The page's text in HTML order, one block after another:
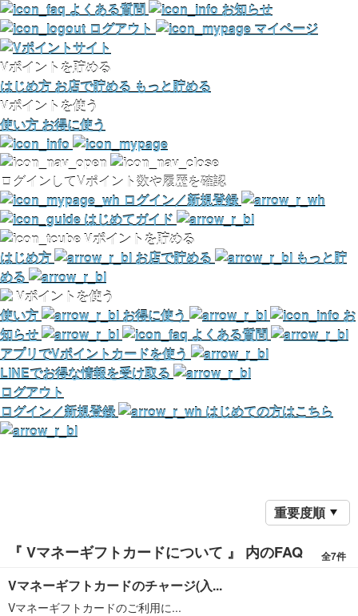
よくある質問
お知らせ
ログアウト
マイページ
Vポイントを貯める
はじめ方 お店で貯める もっと貯める
Vポイントを使う
使い方 お得に使う
ログインしてVポイント数や履歴を確認
ログイン／新規登録
はじめてガイド
Vポイントを貯める
はじめ方
お店で貯める
もっと貯
める
Vポイントを使う
使い方
お得に使う
お
知らせ
よくある質問
アプリでVポイントカードを使う
LINEでお得な情報を受け取る
ログアウト
ログイン／新規登録
はじめての方はこちら
重要度順
『 Vマネーギフトカードについて 』 内のFAQ 全7件
Vマネーギフトカードのチャージ(入...
Vマネーギフトカードのご利用に...